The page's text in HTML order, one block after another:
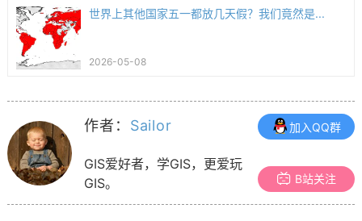
世界上其他国家五一都放几天假？我们竟然是...
2026-05-08
作者： Sailor
GIS爱好者，学GIS，更爱玩
GIS。
加入QQ群
B站关注